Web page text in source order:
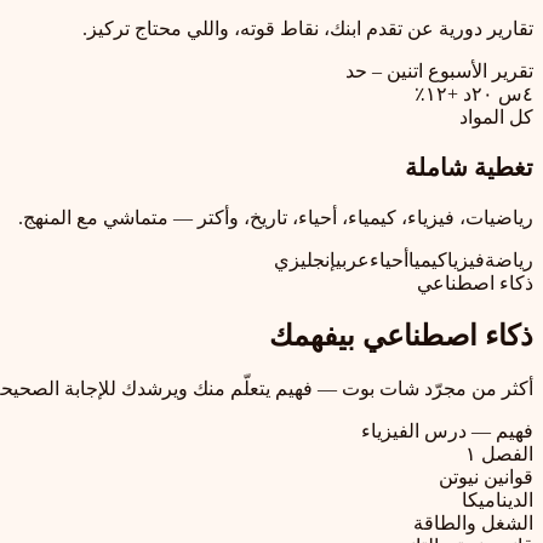
تقارير دورية عن تقدم ابنك، نقاط قوته، واللي محتاج تركيز.
تقرير الأسبوع اتنين – حد
٤س ٢٠د
+١٢٪
كل المواد
تغطية شاملة
رياضيات، فيزياء، كيمياء، أحياء، تاريخ، وأكتر — متماشي مع المنهج.
رياضةفيزياكيميا أحياءعربيإنجليزي
ذكاء اصطناعي
ذكاء اصطناعي بيفهمك
أكثر من مجرّد شات بوت — فهيم يتعلّم منك ويرشدك للإجابة
فهيم — درس الفيزياء
الفصل ١
قوانين نيوتن
الديناميكا
الشغل والطاقة